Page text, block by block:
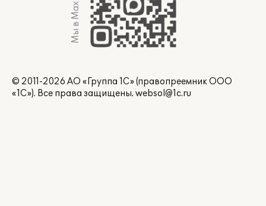
Мы в Max
© 2011-2026 АО «Группа 1С» (правопреемник ООО
«1С»). Все права защищены. websol@1c.ru